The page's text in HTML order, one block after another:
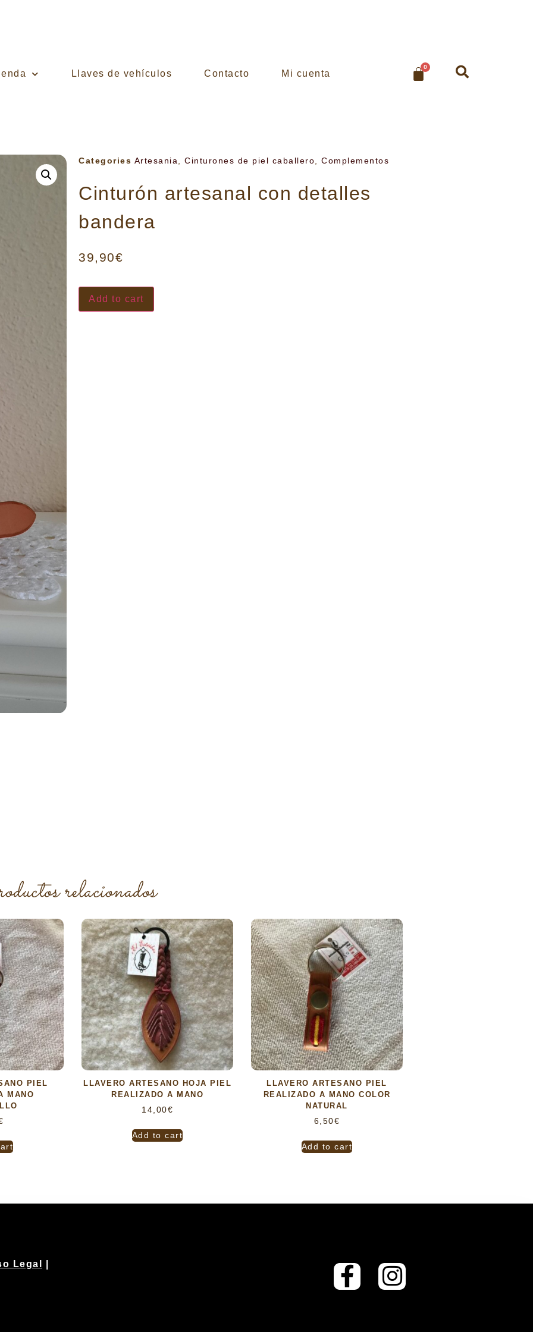
Llaves de vehículos Contacto Mi cuenta
0
Categories Artesania Cinturones de piel caballero Complementos
Cinturón artesanal con detalles
bandera
39,90€
Add to cart
relacionados
PIEL
MANO
LLAVERO ARTESANO HOJA PIEL
REALIZADO A MANO
14,00€
Add to cart
LLAVERO ARTESANO PIEL
REALIZADO A MANO COLOR
NATURAL
6,50€
Add to cart
Legal